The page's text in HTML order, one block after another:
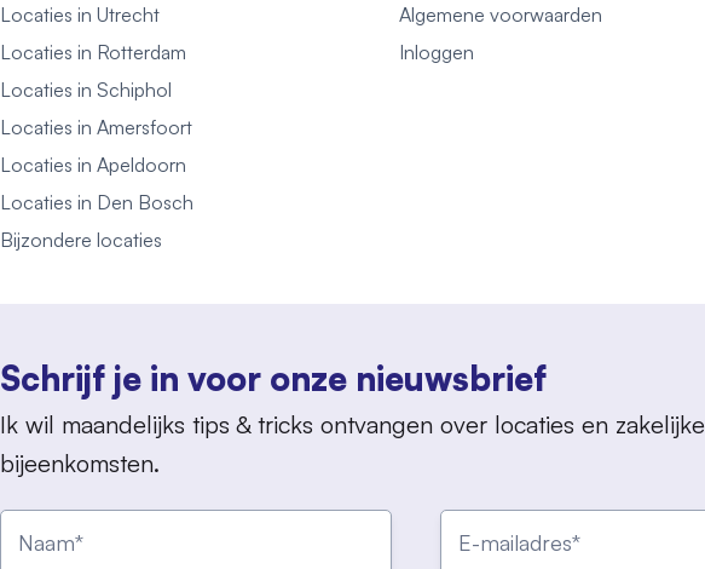
Locaties in Utrecht
Locaties in Rotterdam
Locaties in Schiphol
Locaties in Amersfoort
Locaties in Apeldoorn
Locaties in Den Bosch
Bijzondere locaties
Algemene voorwaarden
Inloggen
Schrijf je in voor onze nieuwsbrief
Ik wil maandelijks tips & tricks ontvangen over locaties en zakelijke
bijeenkomsten.